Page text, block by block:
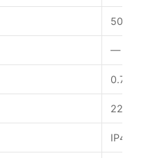
50 Гц
— Вт
0.7 А
225 мм
IP44